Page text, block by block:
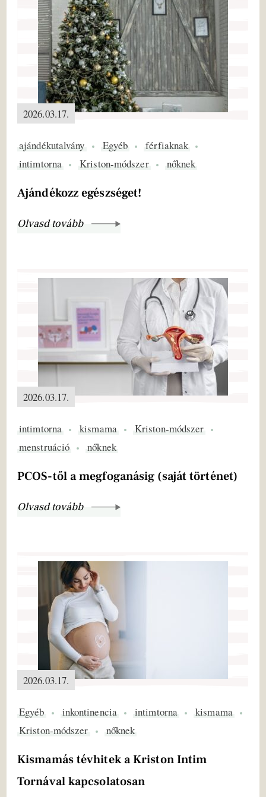
2026.03.17.
ajándékutalvány Egyéb
férfiaknak
intimtorna
Kriston-módszer nőknek
Ajándékozz egészséget!
Olvasd tovább
2026.03.17.
intimtorna kismama
Kriston-módszer
menstruáció
nőknek
PCOS-től a megfoganásig (saját történet)
Olvasd tovább
2026.03.17.
Egyéb inkontinencia intimtorna
kismama
Kriston-módszer
nőknek
Kismamás tévhitek a Kriston Intim
Tornával kapcsolatosan